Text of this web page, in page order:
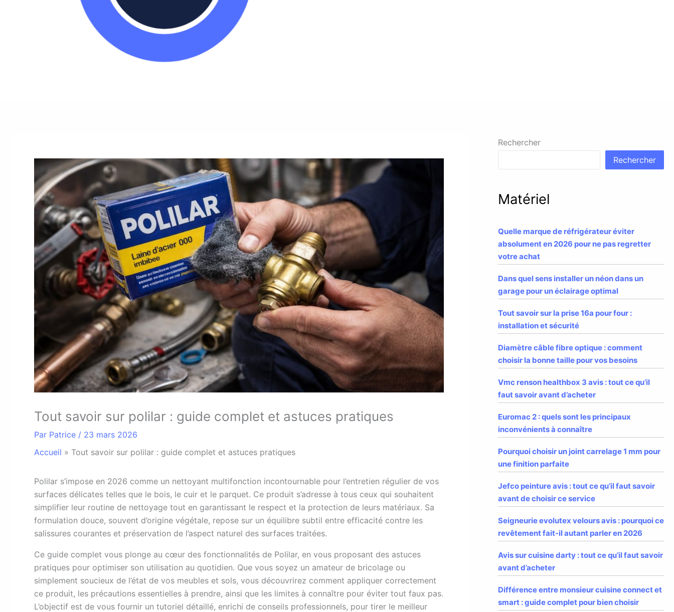
Tout savoir sur polilar : guide complet et astuces pratiques
Par Patrice / 23 mars 2026
Accueil » Tout savoir sur polilar : guide complet et astuces pratiques
Polilar s’impose en 2026 comme un nettoyant multifonction incontournable pour l’entretien régulier de vos
surfaces délicates telles que le bois, le cuir et le parquet. Ce produit s’adresse à tous ceux qui souhaitent
simplifier leur routine de nettoyage tout en garantissant le respect et la protection de leurs matériaux. Sa
formulation douce, souvent d’origine végétale, repose sur un équilibre subtil entre efficacité contre les
salissures courantes et préservation de l’aspect naturel des surfaces traitées.
Ce guide complet vous plonge au cœur des fonctionnalités de Polilar, en vous proposant des astuces
pratiques pour optimiser son utilisation au quotidien. Que vous soyez un amateur de bricolage ou
simplement soucieux de l’état de vos meubles et sols, vous découvrirez comment appliquer correctement
ce produit, les précautions essentielles à prendre, ainsi que les limites à connaître pour éviter tout faux pas.
L’objectif est de vous fournir un tutoriel détaillé, enrichi de conseils professionnels, pour tirer le meilleur
Rechercher
Rechercher
Matériel
Quelle marque de réfrigérateur éviter
absolument en 2026 pour ne pas regretter
votre achat
Dans quel sens installer un néon dans un
garage pour un éclairage optimal
Tout savoir sur la prise 16a pour four :
installation et sécurité
Diamètre câble fibre optique : comment
choisir la bonne taille pour vos besoins
Vmc renson healthbox 3 avis : tout ce qu’il
faut savoir avant d’acheter
Euromac 2 : quels sont les principaux
inconvénients à connaître
Pourquoi choisir un joint carrelage 1 mm pour
une finition parfaite
Jefco peinture avis : tout ce qu’il faut savoir
avant de choisir ce service
Seigneurie evolutex velours avis : pourquoi ce
revêtement fait-il autant parler en 2026
Avis sur cuisine darty : tout ce qu’il faut savoir
avant d’acheter
Différence entre monsieur cuisine connect et
smart : guide complet pour bien choisir